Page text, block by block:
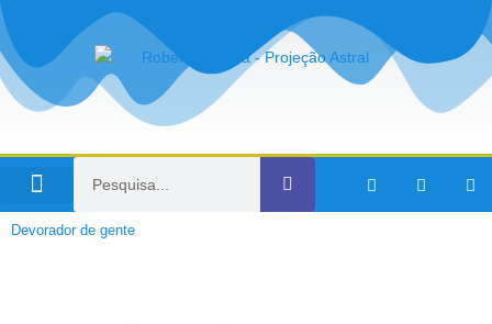
Devorador de gente